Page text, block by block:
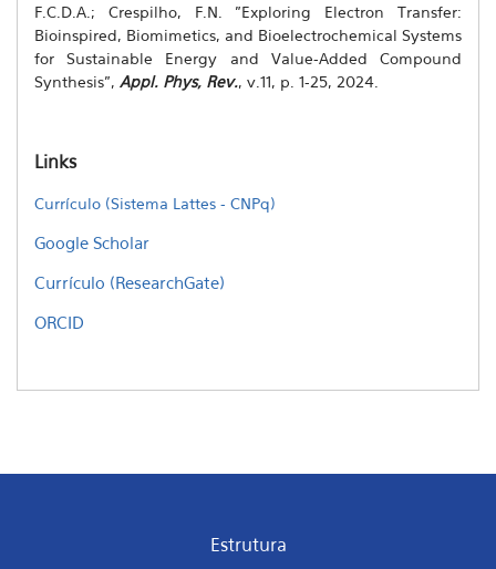
F.C.D.A.; Crespilho, F.N. "Exploring Electron Transfer:
Bioinspired, Biomimetics, and Bioelectrochemical Systems
for Sustainable Energy and Value-Added Compound
Synthesis", Appl. Phys, Rev., v.11, p. 1-25, 2024.
Links
Currículo (Sistema Lattes - CNPq)
Google Scholar
Currículo (ResearchGate)
ORCID
Estrutura